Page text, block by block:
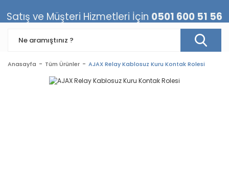
Anasayfa Tüm Ürünler AJAX Relay Kablosuz Kuru Kontak Rolesi
Satış ve Müşteri Hizmetleri İçin 0501 600 51 56